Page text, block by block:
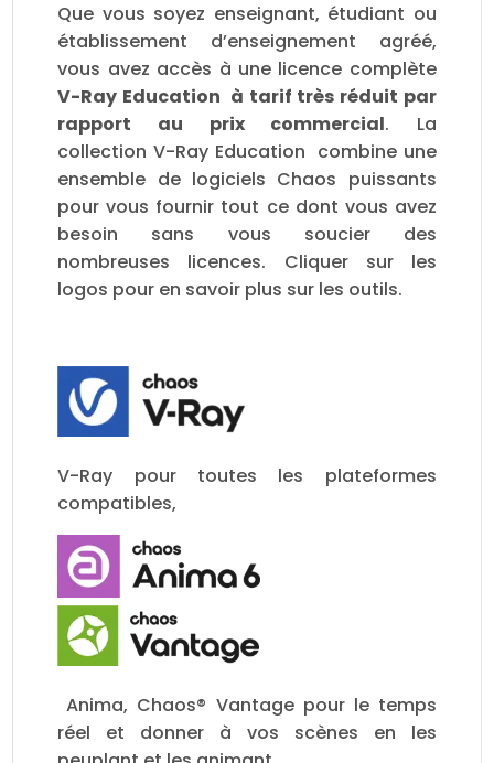
Que vous soyez enseignant, étudiant ou
établissement d’enseignement agréé,
vous avez accès à une licence complète
V-Ray Education à tarif très réduit par
rapport au prix commercial. La
collection V-Ray Education combine une
ensemble de logiciels Chaos puissants
pour vous fournir tout ce dont vous avez
besoin sans vous soucier des
nombreuses licences. Cliquer sur les
logos pour en savoir plus sur les outils.
V-Ray pour toutes les plateformes
compatibles,
Anima, Chaos® Vantage pour le temps
réel et donner à vos scènes en les